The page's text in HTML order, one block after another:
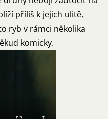
příliš k jejich ulitě,
ryb v rámci několika
komicky.